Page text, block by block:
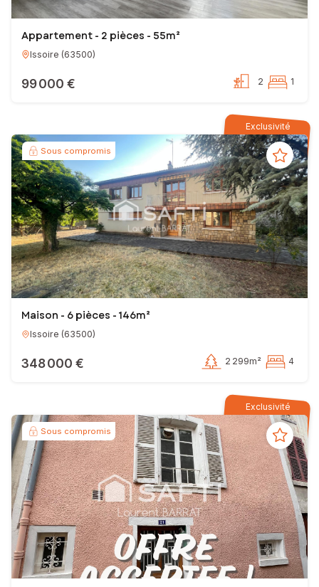
Appartement - 2 pièces - 55m²
Issoire (63500)
99 000 € 2 1
Exclusivité
Sous compromis
Maison - 6 pièces - 146m²
Issoire (63500)
348 000 € 2 299m² 4
Exclusivité
Sous compromis